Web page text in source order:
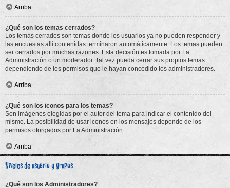
Arriba
¿Qué son los temas cerrados?
Los temas cerrados son temas donde los usuarios ya no pueden responder y
las encuestas allí contenidas terminaron automáticamente. Los temas pueden
ser cerrados por muchas razones. Esta decisión es tomada por La
Administración o un moderador. Tal vez pueda cerrar sus propios temas
dependiendo de los permisos que le hayan concedido los administradores.
Arriba
¿Qué son los iconos para los temas?
Son imágenes elegidas por el autor del tema para indicar el contenido del
mismo. La posibilidad de usar iconos en los mensajes depende de los
permisos otorgados por La Administración.
Arriba
Niveles de usuario y grupos
¿Qué son los Administradores?